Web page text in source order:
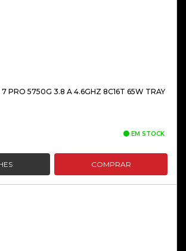
PRO 5750G 3.8 A 4.6GHZ 8C16T 65W TRAY
EM STOCK
COMPRAR